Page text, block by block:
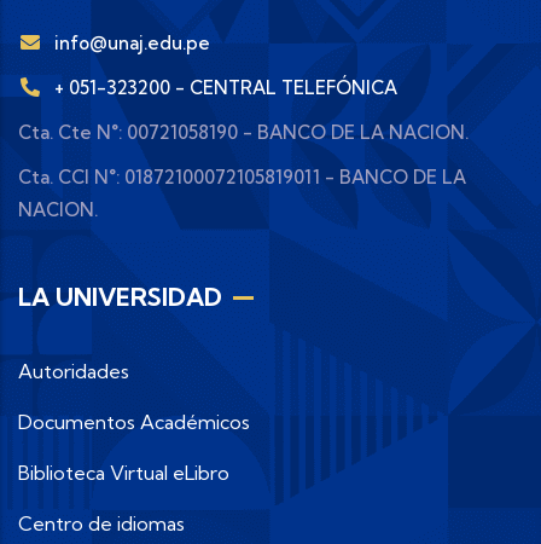
info@unaj.edu.pe
+ 051-323200 - CENTRAL TELEFÓNICA
Cta. Cte N°: 00721058190 - BANCO DE LA NACION.
Cta. CCI N°: 01872100072105819011 - BANCO DE LA
NACION.
LA UNIVERSIDAD
Autoridades
Documentos Académicos
Biblioteca Virtual eLibro
Centro de idiomas